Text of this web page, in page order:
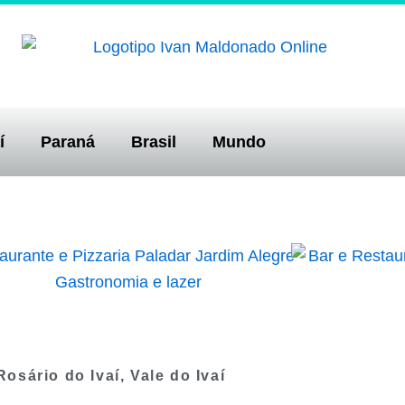
Paraná Brasil Mundo
do Ivaí, Vale do Ivaí